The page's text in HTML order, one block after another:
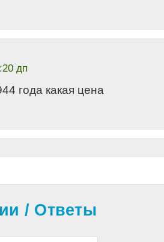
дп
года какая цена
/ Ответы